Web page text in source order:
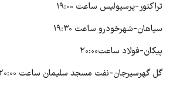
تراکتور-پرسپولیس ساعت ۱۹:۰۰
سپاهان-شهرخودرو ساعت ۱۹:۳۰
پیکان-فولاد ساعت۲۰:۰۰
گل گهرسیرجان-نفت مسجد سلیمان ساعت ۲۰:۰۰